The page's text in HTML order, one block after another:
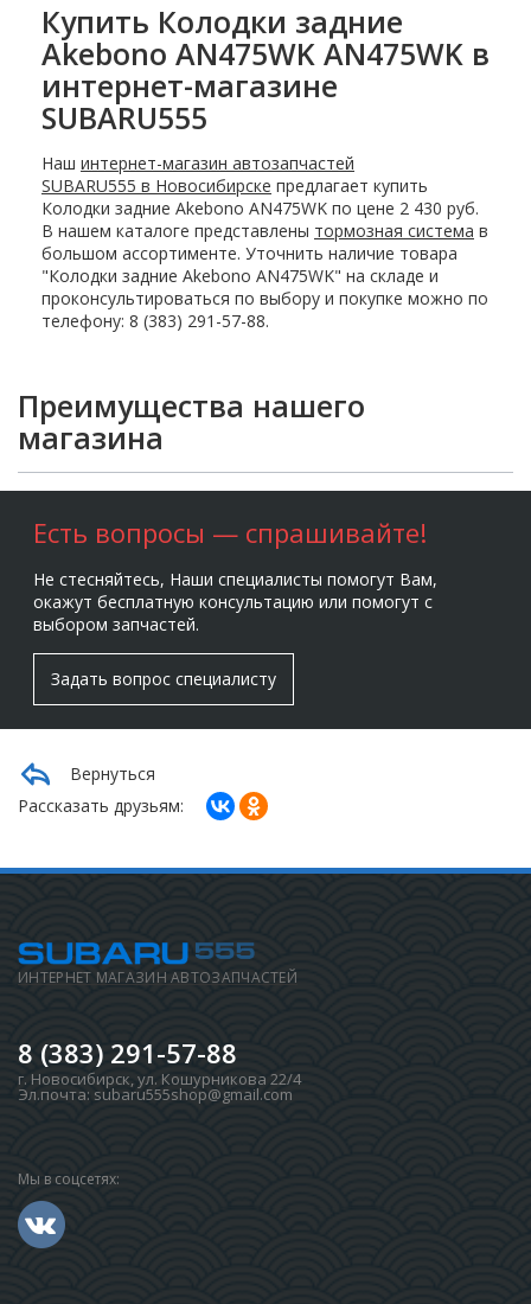
Купить Колодки задние
Akebono AN475WK AN475WK в
интернет-магазине
SUBARU555
Наш интернет-магазин автозапчастей
SUBARU555 в Новосибирске предлагает купить
Колодки задние Akebono AN475WK по цене 2 430 руб.
В нашем каталоге представлены тормозная система в
большом ассортименте. Уточнить наличие товара
"Колодки задние Akebono AN475WK" на складе и
проконсультироваться по выбору и покупке можно по
телефону: 8 (383) 291-57-88.
Преимущества нашего
магазина
Есть вопросы — спрашивайте!
Не стесняйтесь, Наши специалисты помогут Вам,
окажут бесплатную консультацию или помогут с
выбором запчастей.
Задать вопрос специалисту
Вернуться
Рассказать друзьям:
ИНТЕРНЕТ МАГАЗИН АВТОЗАПЧАСТЕЙ
8 (383) 291-57-88
г. Новосибирск,ул. Кошурникова 22/4
Эл.почта: subaru555shop@gmail.com
Мы в соцсетях: